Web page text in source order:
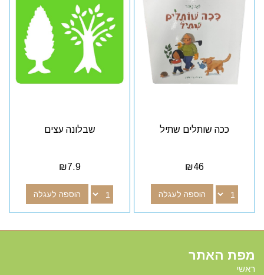
ככה שותלים שתיל
₪46
הוספה לעגלה
שבלונה עצים
₪7.9
הוספה לעגלה
מפת האתר
ראשי